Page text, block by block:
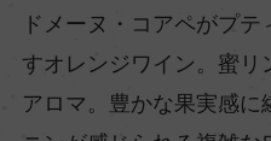
ドメーヌ・コアペがプ
すオレンジワイン。蜜リ
アロマ。豊かな果実感